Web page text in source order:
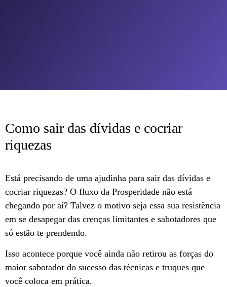
Como sair das dívidas e cocriar
riquezas
Está precisando de uma ajudinha para sair das dívidas e
cocriar riquezas? O fluxo da Prosperidade não está
chegando por aí? Talvez o motivo seja essa sua resistência
em se desapegar das crenças limitantes e sabotadores que
só estão te prendendo.
Isso acontece porque você ainda não retirou as forças do
maior sabotador do sucesso das técnicas e truques que
você coloca em prática.